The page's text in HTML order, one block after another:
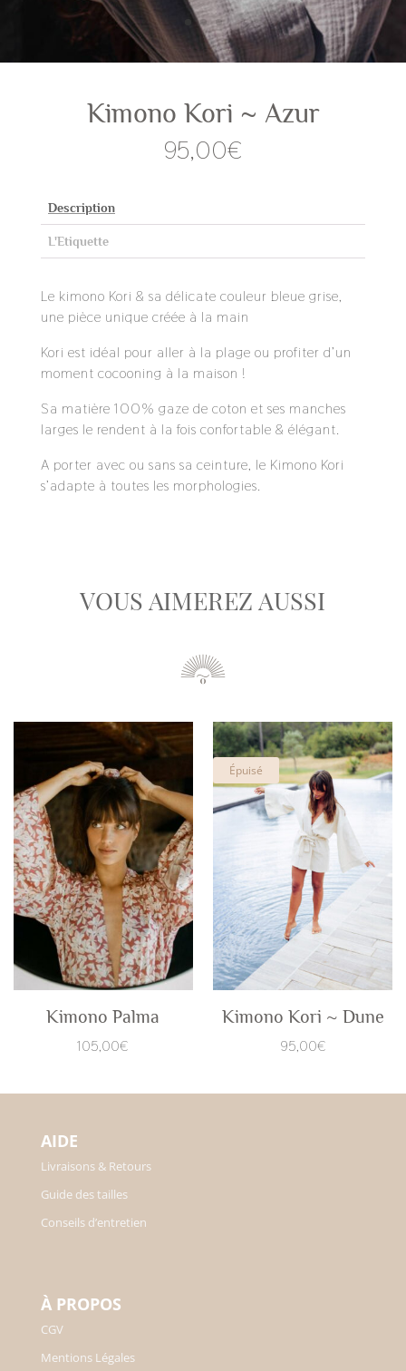
Kimono Kori ~ Azur
95,00€
Description
L'Etiquette
Le kimono Kori & sa délicate couleur bleue grise,
une pièce unique créée à la main
Kori est idéal pour aller à la plage ou profiter d’un
moment cocooning à la maison !
Sa matière 100% gaze de coton et ses manches
larges le rendent à la fois confortable & élégant.
A porter avec ou sans sa ceinture, le Kimono Kori
s’adapte à toutes les morphologies.
VOUS AIMEREZ AUSSI
Kimono Palma
105,00€
Épuisé
Kimono Kori ~ Dune
95,00€
AIDE
Livraisons & Retours
Guide des tailles
Conseils d’entretien
À PROPOS
CGV
Mentions Légales